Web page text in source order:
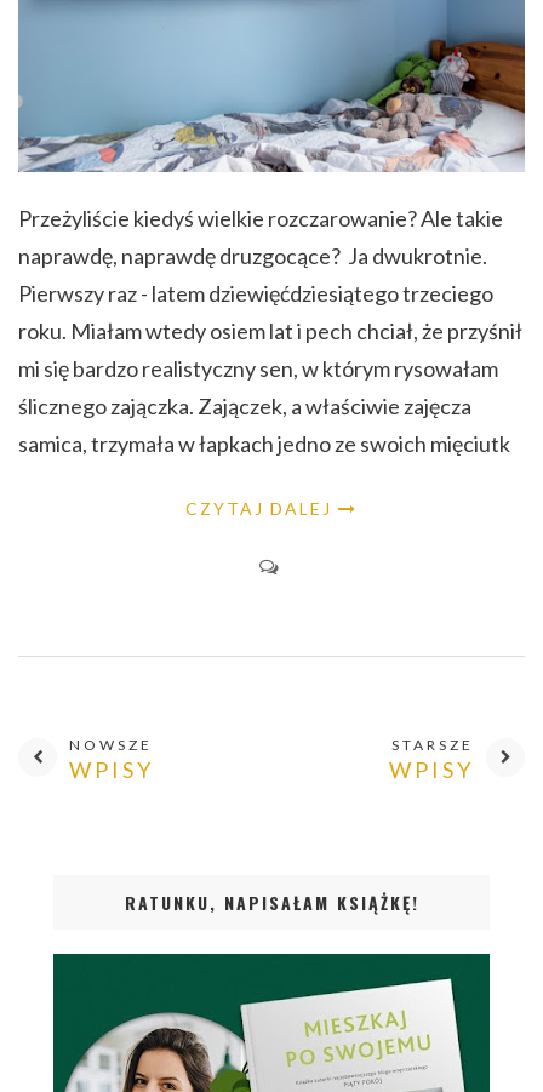
Przeżyliście kiedyś wielkie rozczarowanie? Ale takie
naprawdę, naprawdę druzgocące? Ja dwukrotnie.
Pierwszy raz - latem dziewięćdziesiątego trzeciego
roku. Miałam wtedy osiem lat i pech chciał, że przyśnił
mi się bardzo realistyczny sen, w którym rysowałam
ślicznego zajączka. Zajączek, a właściwie zajęcza
samica, trzymała w łapkach jedno ze swoich mięciutk
CZYTAJ DALEJ
NOWSZE
WPISY
STARSZE
WPISY
RATUNKU, NAPISAŁAM KSIĄŻKĘ!